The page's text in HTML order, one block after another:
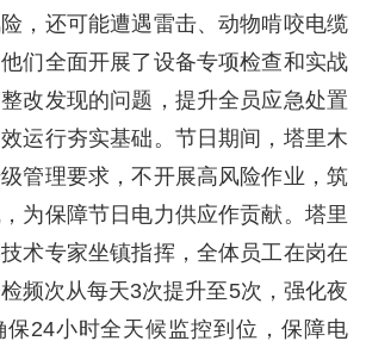
，还可能遭遇雷击、动物啃咬电缆
们全面开展了设备专项检查和实战
改发现的问题，提升全员应急处置
运行夯实基础。节日期间，塔里木
管理要求，不开展高风险作业，筑
为保障节日电力供应作贡献。塔里
术专家坐镇指挥，全体员工在岗在
频次从每天3次提升至5次，强化夜
保24小时全天候监控到位，保障电